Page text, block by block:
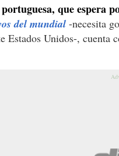
que espera
del mundial -necesita
Estados Unidos-, cuenta